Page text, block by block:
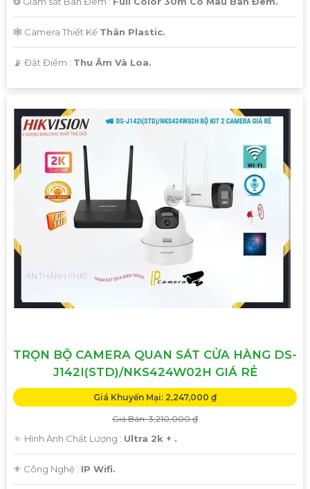
🕸️ Camera Thiết Kế Thân Plastic.
️📡 Đặt Điểm : Thu Âm Và Loa.
TRỌN BỘ CAMERA QUAN SÁT CỬA HÀNG DS-
J142I(STD)/NKS424W02H GIÁ RẺ
Giá Khuyến Mại: 2,247,000 ₫
Giá Bán: 3,210,000 ₫
🔅 Hình Ành Chất Lượng : Ultra 2k + .
⚜️ Công Nghệ : IP Wifi.